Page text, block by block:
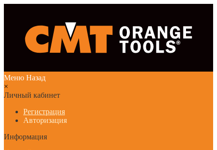
Меню Назад
×
Личный кабинет
Регистрация
Авторизация
Информация